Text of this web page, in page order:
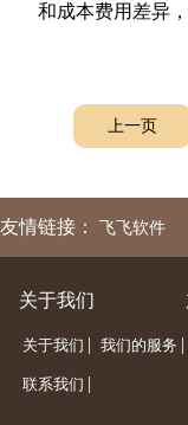
和成本费用差异
上一页
友情链接： 飞飞软件
关于我们
关于我们 | 我们的服务 |
联系我们 |